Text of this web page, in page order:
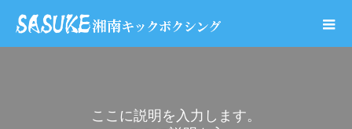
こ こ に説明 を 入 力 し ま す。